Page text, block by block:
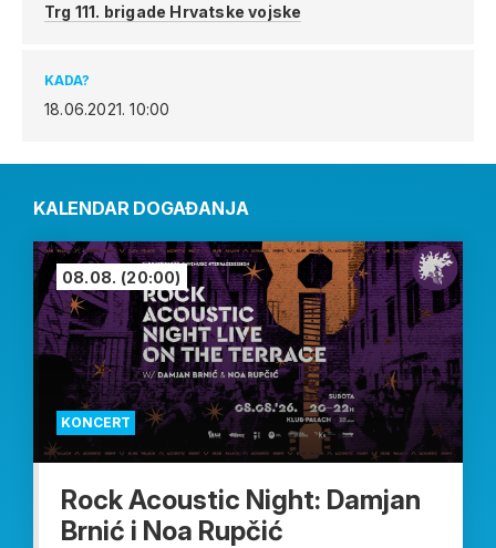
Trg 111. brigade Hrvatske vojske
KADA?
18.06.2021.10:00
KALENDAR DOGAĐANJA
KONCERT
08.08. (20:00)
Rock Acoustic Night: Damjan
Brnić i Noa Rupčić